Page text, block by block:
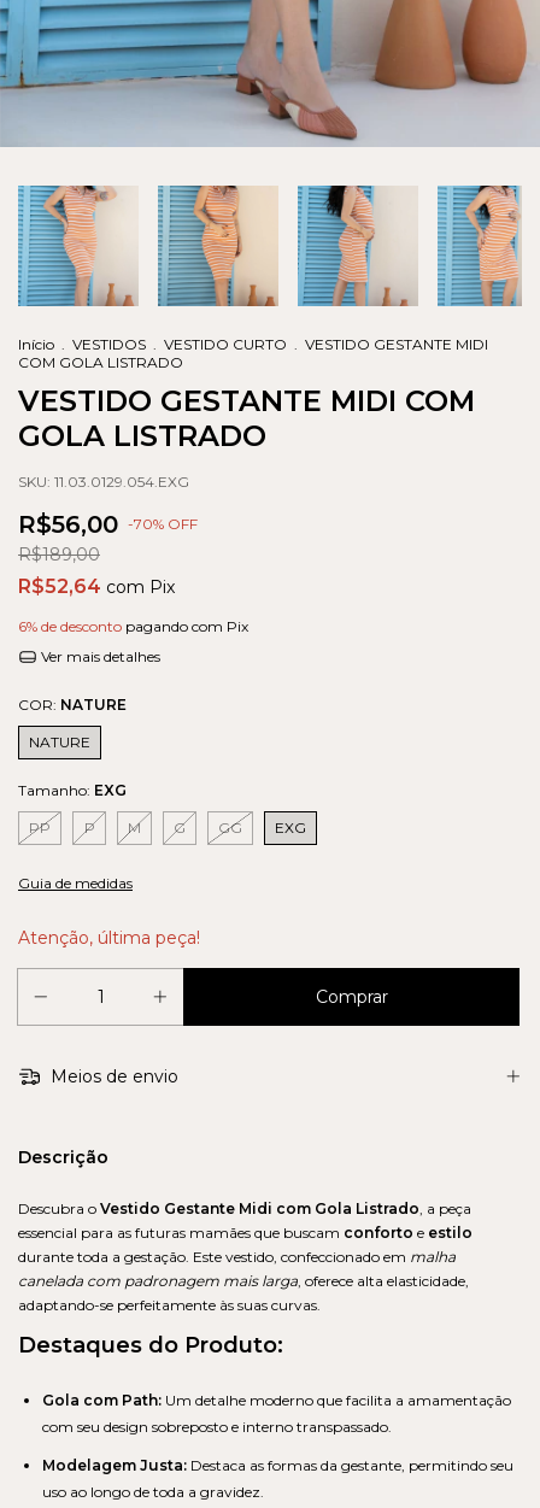
Início . VESTIDOS . VESTIDO CURTO . VESTIDO GESTANTE MIDI
COM GOLA LISTRADO
VESTIDO GESTANTE MIDI COM
GOLA LISTRADO
SKU: 11.03.0129.054.EXG
R$56,00 -70% OFF
R$189,00
R$52,64 com Pix
6% de desconto pagando com Pix
Ver mais detalhes
COR: NATURE
NATURE
Tamanho: EXG
PP P M G GG EXG
Guia de medidas
Atenção, última peça!
Meios de envio
Descrição
Descubra o Vestido Gestante Midi com Gola Listrado , a peça
essencial para as futuras mamães que buscam conforto e estilo
durante toda a gestação. Este vestido, confeccionado em malha
canelada com padronagem mais larga , oferece alta elasticidade,
adaptando-se perfeitamente às suas curvas.
Destaques do Produto:
Gola com Path: Um detalhe moderno que facilita a amamentação
com seu design sobreposto e interno transpassado.
Modelagem Justa: Destaca as formas da gestante, permitindo seu
uso ao longo de toda a gravidez.